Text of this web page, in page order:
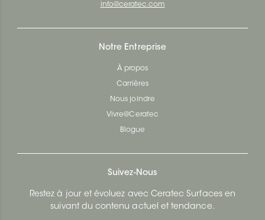
info@ceratec.com
Notre Entreprise
À propos
Carrières
Nous joindre
Vivre@Ceratec
Blogue
Suivez-Nous
Restez à jour et évoluez avec Ceratec Surfaces en
suivant du contenu actuel et tendance.